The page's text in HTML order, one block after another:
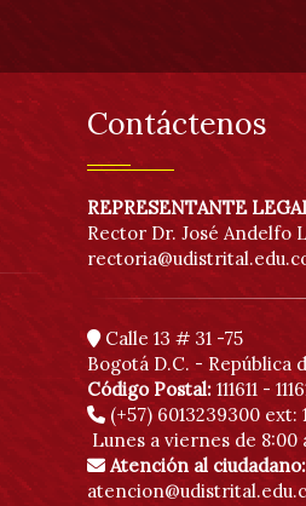
Contáctenos
REPRESENTANTE
Rector Dr. José Andelfo
Calle 13 # 31 -75
Bogotá D.C. - República
Código Postal: 111611 -
(+57) 6013239300 ext:
Lunes a viernes de 8:00
Atención al ciudadano: